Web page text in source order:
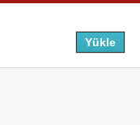
Yükle